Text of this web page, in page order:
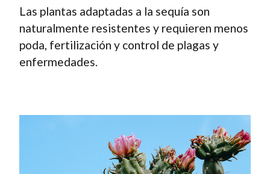
Las plantas adaptadas a la sequía son
naturalmente resistentes y requieren menos
poda, fertilización y control de plagas y
enfermedades.